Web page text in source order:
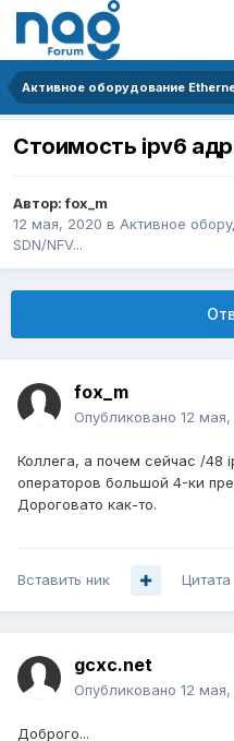
Стоимость ipv6
Автор:fox_m
12 мая, 2020 в Активное
SDN/NFV...
fox_m
Опубликовано 12
Коллега, а почем сейчас /48
операторов большой 4-ки
Дороговато как-то.
Вставить ник Цитата
gcxc.net
Опубликовано 12
Доброго...